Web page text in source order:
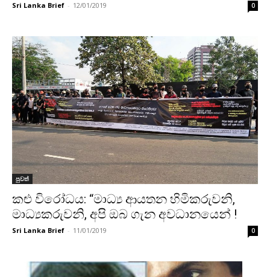
Sri Lanka Brief - 12/01/2019 0
පුවත්
කළු විරෝධය: “මාධ්‍ය ආයතන හිමිකරුවනි,
මාධ්‍යකරුවනි, අපි ඔබ ගැන අවධානයෙන් !
Sri Lanka Brief - 11/01/2019 0